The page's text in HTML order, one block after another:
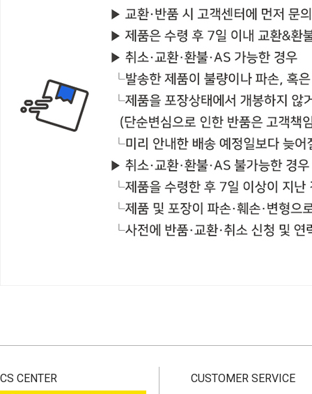
CS CENTER CUSTOMER SERVICE